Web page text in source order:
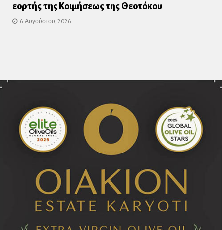
εορτής της Κοιμήσεως της Θεοτόκου
6 Αυγούστου, 2026